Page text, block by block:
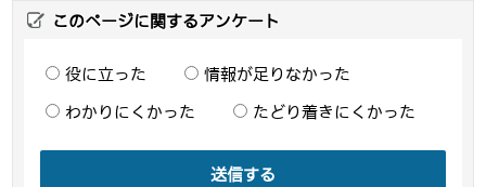
このページに関するアンケート
役に立った 情報が足りなかった
わかりにくかった たどり着きにくかった
送信する